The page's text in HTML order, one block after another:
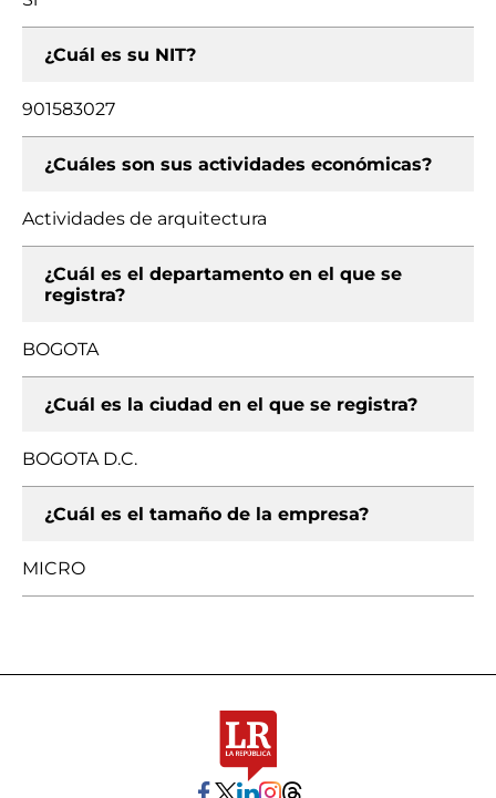
¿Cuál es su NIT?
901583027
¿Cuáles son sus actividades económicas?
Actividades de arquitectura
¿Cuál es el departamento en el que se
registra?
BOGOTA
¿Cuál es la ciudad en el que se registra?
BOGOTA D.C.
¿Cuál es el tamaño de la empresa?
MICRO